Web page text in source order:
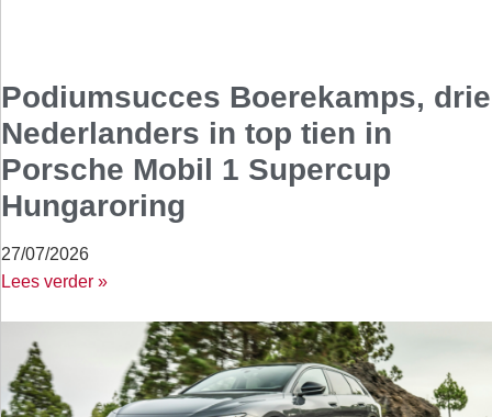
Podiumsucces Boerekamps, drie
Nederlanders in top tien in
Porsche Mobil 1 Supercup
Hungaroring
27/07/2026
Lees verder »